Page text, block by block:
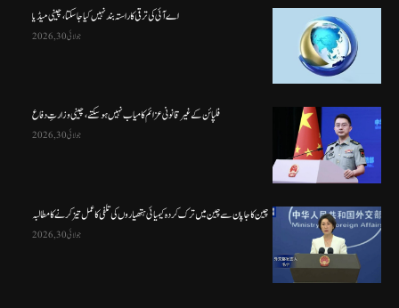
اے آئی کی ترقی کا راستہ بند نہیں کیا جا سکتا، چینی میڈیا
جولائی 30, 2026
فلپائن کے غیر قانونی عزائم کامیاب نہیں ہو سکتے ، چینی وزارتِ دفاع
جولائی 30, 2026
چین کا جاپان سے چین میں ترک کردہ کیمیائی ہتھیاروں کی تلفی کا عمل تیز کرنے کا مطالبہ
جولائی 30, 2026